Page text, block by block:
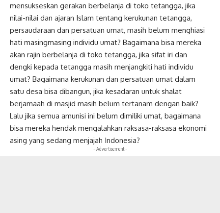
mensukseskan gerakan berbelanja di toko tetangga, jika
nilai-nilai dan ajaran Islam tentang kerukunan tetangga,
persaudaraan dan persatuan umat, masih belum menghiasi
hati masingmasing individu umat? Bagaimana bisa mereka
akan rajin berbelanja di toko tetangga, jika sifat iri dan
dengki kepada tetangga masih menjangkiti hati individu
umat? Bagaimana kerukunan dan persatuan umat dalam
satu desa bisa dibangun, jika kesadaran untuk shalat
berjamaah di masjid masih belum tertanam dengan baik?
Lalu jika semua amunisi ini belum dimiliki umat, bagaimana
bisa mereka hendak mengalahkan raksasa-raksasa ekonomi
asing yang sedang menjajah Indonesia?
- Advertisement -